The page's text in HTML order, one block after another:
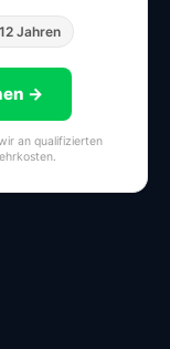
Jahren
→
an qualifizierten